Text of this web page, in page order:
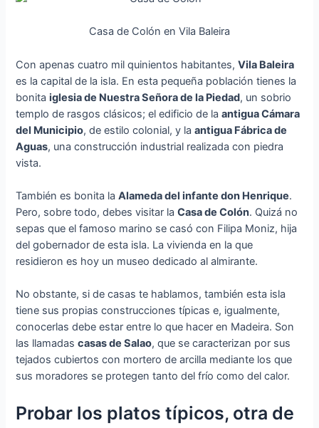
Casa de Colón en Vila Baleira
Con apenas cuatro mil quinientos habitantes,Vila Baleira
es la capital de la isla. En esta pequeña población tienes la
bonitaiglesia de Nuestra Señora de la Piedad, un sobrio
templo de rasgos clásicos; el edificio de laantigua Cámara
del Municipio, de estilo colonial, y laantigua Fábrica de
Aguas, una construcción industrial realizada con piedra
vista.
También es bonita laAlameda del infante don Henrique.
Pero, sobre todo, debes visitar laCasa de Colón. Quizá no
sepas que el famoso marino se casó con Filipa Moniz, hija
del gobernador de esta isla. La vivienda en la que
residieron es hoy un museo dedicado al almirante.
No obstante, si de casas te hablamos, también esta isla
tiene sus propias construcciones típicas e, igualmente,
conocerlas debe estar entre lo que hacer en Madeira. Son
las llamadascasas de Salao, que se caracterizan por sus
tejados cubiertos con mortero de arcilla mediante los que
sus moradores se protegen tanto del frío como del calor.
Probar los platos típicos, otra de